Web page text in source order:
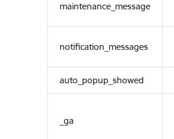
maintenance_message
notification_messages
auto_popup_showed
_ga